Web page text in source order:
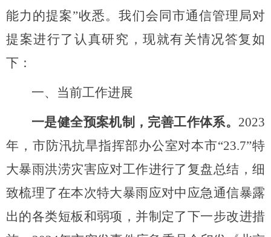
能力的提案”收悉。我们会同市通信管理局对
提案进行了认真研究，现就有关情况答复如
下：
一、 当前工作进展
一是健全预案机制，完善工作体系。 2023
年，市防汛抗旱指挥部办公室对本市“23.7”特
大暴雨洪涝灾害应对工作进行了复盘总结，细
致梳理了在本次特大暴雨应对中应急通信暴露
出的各类短板和弱项，并制定了下一步改进措